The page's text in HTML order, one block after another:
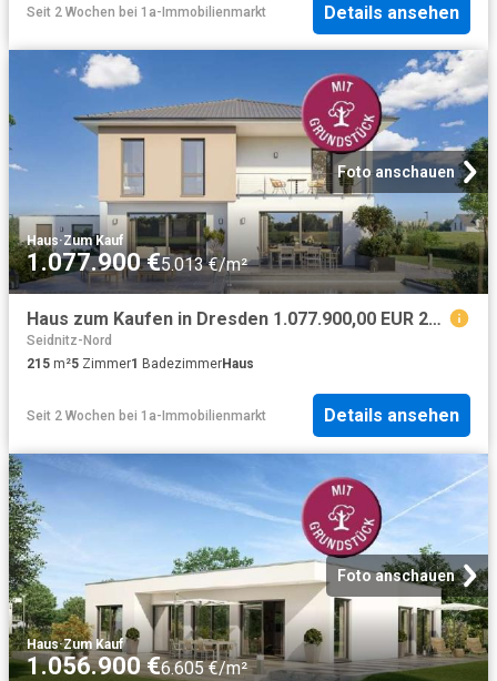
Seit 2 Wochen bei 1a-Immobilienmarkt Details ansehen
Foto anschauen
Haus·Zum Kauf
1.077.900 €5.013 €/m²
Haus zum Kaufen in Dresden 1.077.900,00 EUR 215 m²
Seidnitz-Nord
215 m²5 Zimmer1 BadezimmerHaus
Seit 2 Wochen bei 1a-Immobilienmarkt Details ansehen
Foto anschauen
Haus·Zum Kauf
1.056.900 €6.605 €/m²